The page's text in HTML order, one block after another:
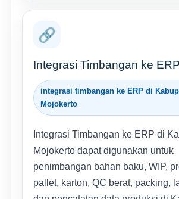
🔗
Integrasi Timbangan ke ERP
integrasi timbangan ke ERP di
Mojokerto
Integrasi Timbangan ke ERP di
Mojokerto dapat digunakan untuk
penimbangan bahan baku, WIP,
pallet, karton, QC berat, packing,